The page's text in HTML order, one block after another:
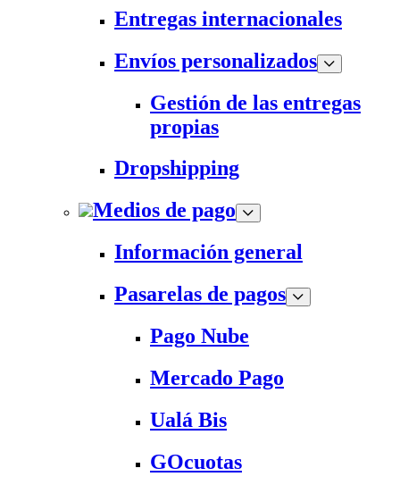
Entregas internacionales
Envíos personalizados
Gestión de las entregas
propias
Dropshipping
Medios de pago
Información general
Pasarelas de pagos
Pago Nube
Mercado Pago
Ualá Bis
GOcuotas